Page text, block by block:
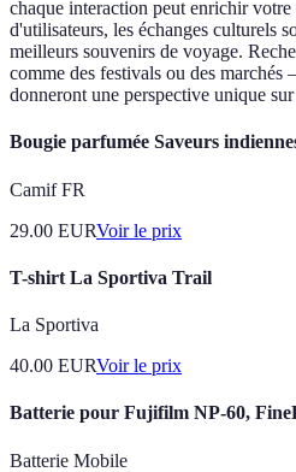
chaque interaction peut enrichir
d'utilisateurs, les échanges culturels
meilleurs souvenirs de voyage.
comme des festivals ou des
donneront une perspective unique
Bougie parfumée Saveurs
Camif FR
29.00 EURVoir le prix
T-shirt La Sportiva Trail
La Sportiva
40.00 EURVoir le prix
Batterie pour Fujifilm NP-60,
Batterie Mobile